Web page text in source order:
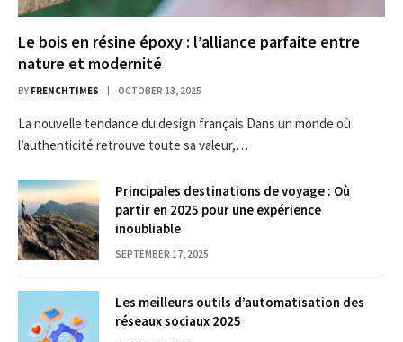
Le bois en résine époxy : l’alliance parfaite entre
nature et modernité
BY FRENCHTIMES OCTOBER 13, 2025
La nouvelle tendance du design français Dans un monde où
l’authenticité retrouve toute sa valeur,…
Principales destinations de voyage : Où
partir en 2025 pour une expérience
inoubliable
SEPTEMBER 17, 2025
Les meilleurs outils d’automatisation des
réseaux sociaux 2025